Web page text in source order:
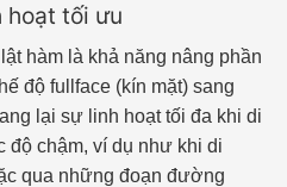
hoạt tối ưu
hàm là khả năng nâng phần
độ fullface (kín mặt) sang
lại sự linh hoạt tối đa khi di
độ chậm, ví dụ như khi di
qua những đoạn đường